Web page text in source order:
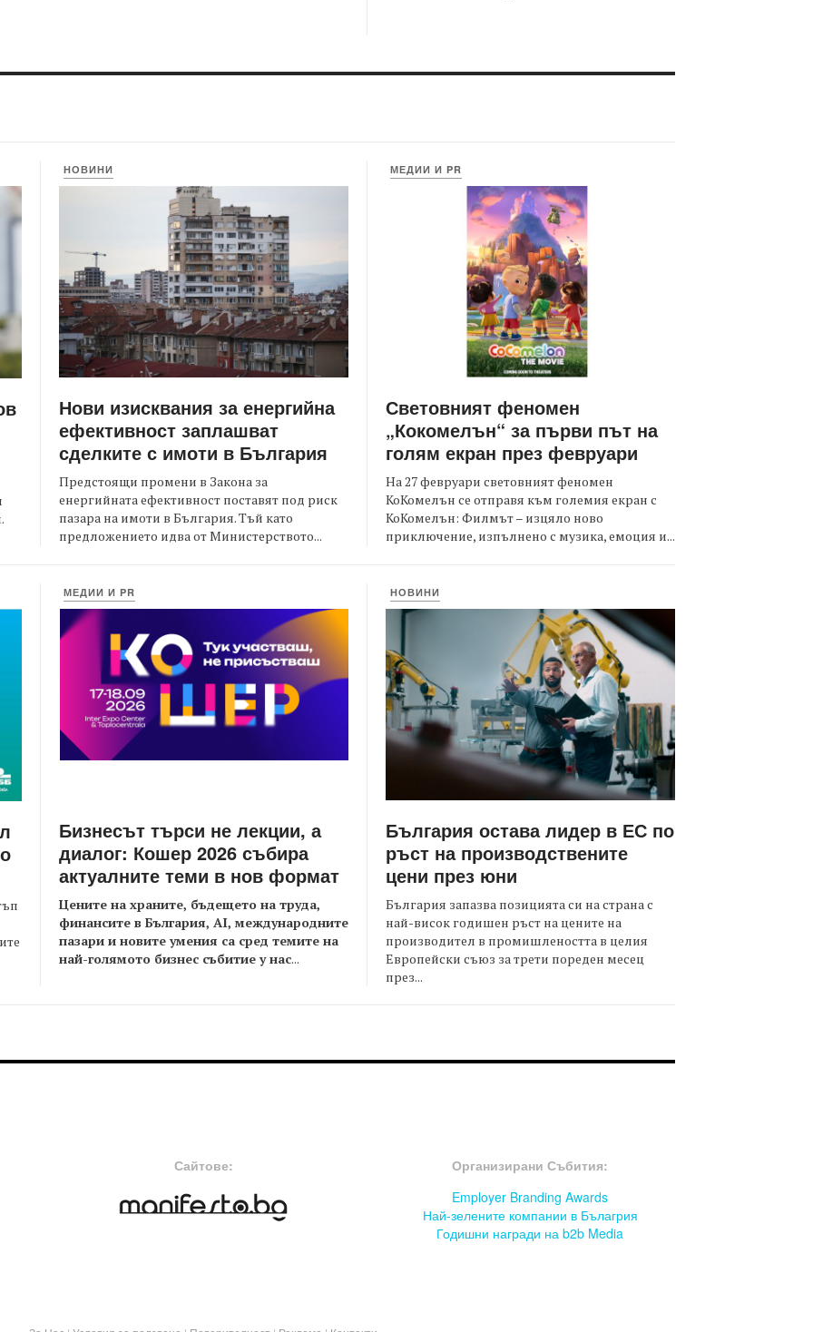
НОВИНИ
Нови изисквания за енергийна
ефективност заплашват
сделките с имоти в България
Предстоящи промени в Закона за
енергийната ефективност поставят под риск
пазара на имоти в България. Тъй като
предложението идва от Министерството...
МЕДИИ И PR
Световният феномен
„Кокомелън“ за първи път на
голям екран през февруари
На 27 февруари световният феномен
КоКомелън се отправя към големия екран с
КоКомелън: Филмът – изцяло ново
приключение, изпълнено с музика, емоция и...
МЕДИИ И PR
Бизнесът търси не лекции, а
диалог: Кошер 2026 събира
актуалните теми в нов формат
Цените на храните, бъдещето на труда,
финансите в България, AI, международните
пазари и новите умения са сред темите на
най-голямото бизнес събитие у нас...
НОВИНИ
България остава лидер в ЕС по
ръст на производствените
цени през юни
България запазва позицията си на страна с
най-висок годишен ръст на цените на
производител в промишлеността в целия
Европейски съюз за трети пореден месец
през...
Сайтове:
Организирани Събития:
Employer Branding Awards
Най-зелените компании в Бълагрия
Годишни награди на b2b Media